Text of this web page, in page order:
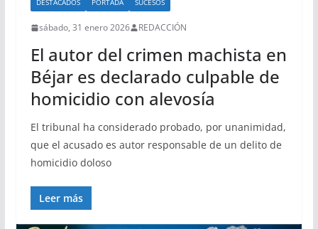
DESTACADOS PORTADA SUCESOS
sábado, 31 enero 2026 REDACCIÓN
El autor del crimen machista en
Béjar es declarado culpable de
homicidio con alevosía
El tribunal ha considerado probado, por unanimidad,
que el acusado es autor responsable de un delito de
homicidio doloso
Leer más